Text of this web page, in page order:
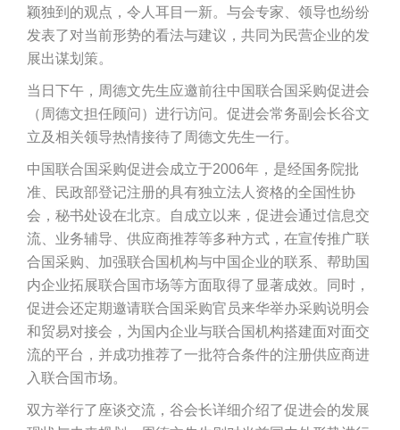
颖独到的观点，令人耳目一新。与会专家、领导也纷纷
发表了对当前形势的看法与建议，共同为民营企业的发
展出谋划策。
当日下午，周德文先生应邀前往中国联合国采购促进会
（周德文担任顾问）进行访问。促进会常务副会长谷文
立及相关领导热情接待了周德文先生一行。
中国联合国采购促进会成立于2006年，是经国务院批
准、民政部登记注册的具有独立法人资格的全国性协
会，秘书处设在北京。自成立以来，促进会通过信息交
流、业务辅导、供应商推荐等多种方式，在宣传推广联
合国采购、加强联合国机构与中国企业的联系、帮助国
内企业拓展联合国市场等方面取得了显著成效。同时，
促进会还定期邀请联合国采购官员来华举办采购说明会
和贸易对接会，为国内企业与联合国机构搭建面对面交
流的平台，并成功推荐了一批符合条件的注册供应商进
入联合国市场。
双方举行了座谈交流，谷会长详细介绍了促进会的发展